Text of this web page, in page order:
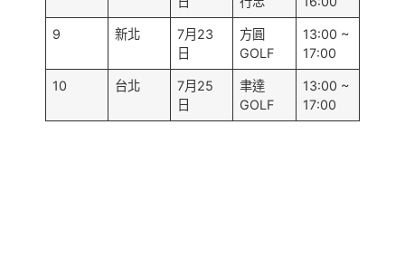
9 新北
7月23
日
方圓
GOLF
13:00 ~
17:00
10 台北
7月25
日
聿達
GOLF
13:00 ~
17:00